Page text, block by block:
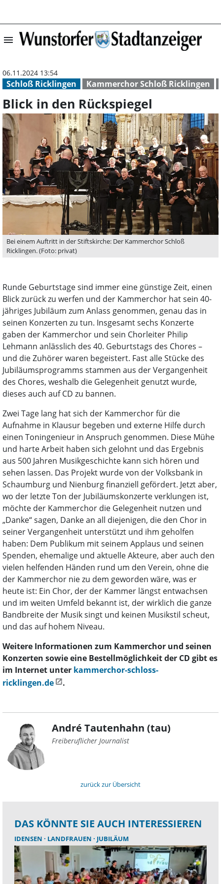
menu Blick in den
Schloß Ricklingen Kammerchor Schloß Ricklingen
06.11.2024 13:54
Blick in den Rückspiegel
Bei einem Auftritt in der Stiftskirche: Der Kammerchor Schloß
Ricklingen. (Foto: privat)
Runde Geburtstage sind immer eine günstige Zeit, einen
Blick zurück zu werfen und der Kammerchor hat sein 40-
jähriges Jubiläum zum Anlass genommen, genau das in
seinen Konzerten zu tun. Insgesamt sechs Konzerte
gaben der Kammerchor und sein Chorleiter Philip
Lehmann anlässlich des 40. Geburtstags des Chores –
und die Zuhörer waren begeistert. Fast alle Stücke des
Jubiläumsprogramms stammen aus der Vergangenheit
des Chores, weshalb die Gelegenheit genutzt wurde,
dieses auch auf CD zu bannen.
Zwei Tage lang hat sich der Kammerchor für die
Aufnahme in Klausur begeben und externe Hilfe durch
einen Toningenieur in Anspruch genommen. Diese Mühe
und harte Arbeit haben sich gelohnt und das Ergebnis
aus 500 Jahren Musikgeschichte kann sich hören und
sehen lassen. Das Projekt wurde von der Volksbank in
Schaumburg und Nienburg finanziell gefördert. Jetzt aber,
wo der letzte Ton der Jubiläumskonzerte verklungen ist,
möchte der Kammerchor die Gelegenheit nutzen und
„Danke“ sagen, Danke an all diejenigen, die den Chor in
seiner Vergangenheit unterstützt und ihm geholfen
haben: Dem Publikum mit seinem Applaus und seinen
Spenden, ehemalige und aktuelle Akteure, aber auch den
vielen helfenden Händen rund um den Verein, ohne die
der Kammerchor nie zu dem geworden wäre, was er
heute ist: Ein Chor, der der Kammer längst entwachsen
und im weiten Umfeld bekannt ist, der wirklich die ganze
Bandbreite der Musik singt und keinen Musikstil scheut,
und das auf hohem Niveau.
Weitere Informationen zum Kammerchor und seinen
Konzerten sowie eine Bestellmöglichkeit der CD gibt es
im Internet unter kammerchor-schloss-
ricklingen.de
.
André Tautenhahn (tau)
Freiberuflicher Journalist
zurück zur Übersicht
DAS KÖNNTE SIE AUCH INTERESSIEREN
IDENSEN LANDFRAUEN JUBILÄUM